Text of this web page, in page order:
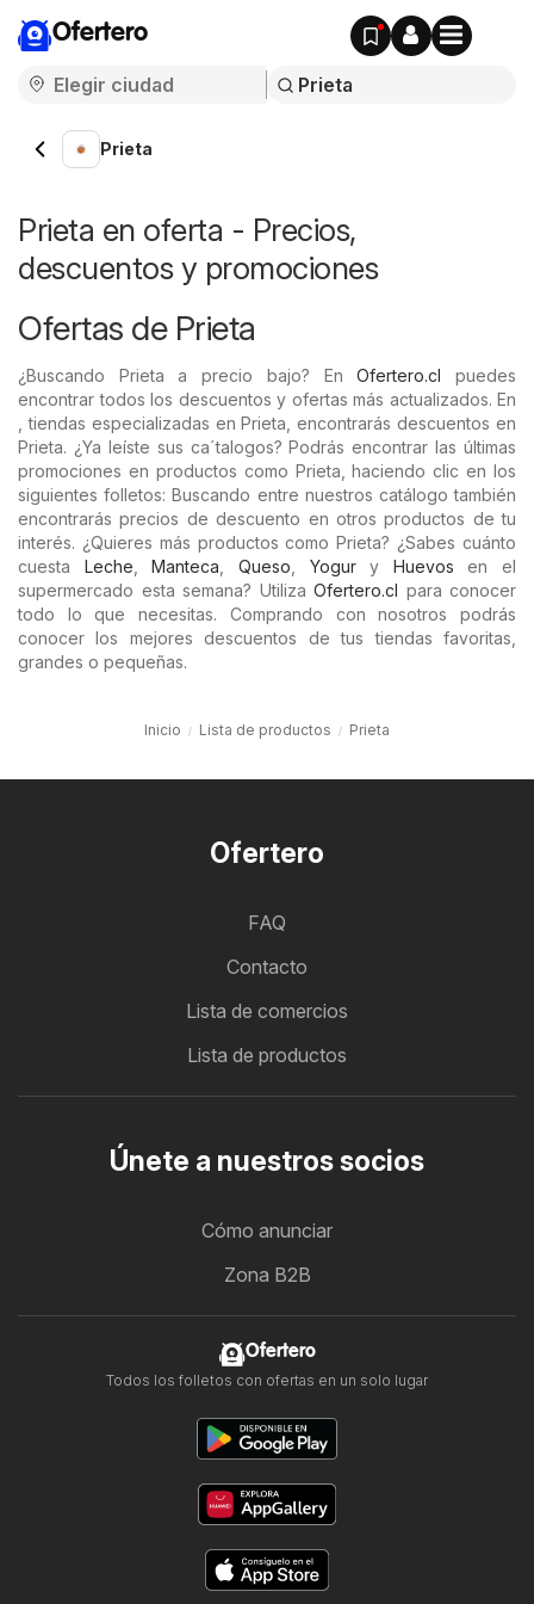
Ofertero
Prieta
Prieta en oferta - Precios,
descuentos y promociones
Ofertas de Prieta
¿Buscando Prieta a precio bajo? EnOfertero.cl puedes
encontrar todos los descuentos y ofertas más actualizados. En
, tiendas especializadas en Prieta, encontrarás descuentos en
Prieta. ¿Ya leíste sus ca´talogos? Podrás encontrar las últimas
promociones en productos como Prieta, haciendo clic en los
siguientes folletos: Buscando entre nuestros catálogo también
encontrarás precios de descuento en otros productos de tu
interés. ¿Quieres más productos como Prieta? ¿Sabes cuánto
cuesta Leche ,Manteca Queso Yogury Huevos en el
supermercado esta semana? Utiliza Ofertero.cl para conocer
todo lo que necesitas. Comprando con nosotros podrás
conocer los mejores descuentos de tus tiendas favoritas,
grandes o pequeñas.
Inicio Lista de productos Prieta
Ofertero
FAQ
Contacto
Lista de comercios
Lista de productos
Únete a nuestros socios
Cómo anunciar
Zona B2B
Ofertero
Todos los folletos con ofertas en un solo lugar